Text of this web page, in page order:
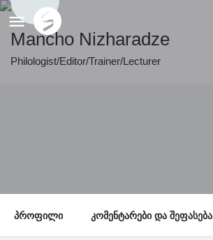
Mancho Nizharadze
Philologist/Editor/Trainer/Lecturer
პროფილი კომენტარები და შეფასება